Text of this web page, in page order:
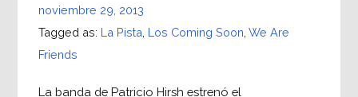
noviembre 29, 2013
Tagged as: La Pista Los Coming Soon We Are
Friends
La banda de Patricio Hirsh estrenó el